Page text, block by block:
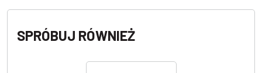
SPRÓBUJ RÓWNIEŻ